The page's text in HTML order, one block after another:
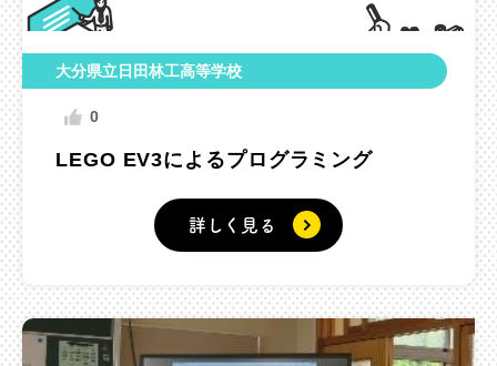
大分県立日田林工高等学校
0
LEGO EV3によるプログラミング
詳しく見る